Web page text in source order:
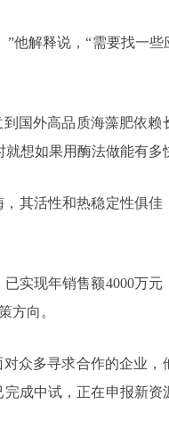
他解释说，“需要找一
国外高品质海藻肥依
想如果用酶法做能有多
其活性和热稳定性俱
实现年销售额4000万
方向。
众多寻求合作的企业
成中试，正在申报新